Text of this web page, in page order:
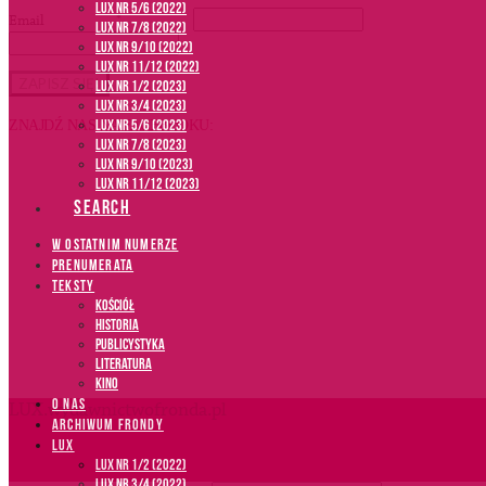
LUX NR 5/6 (2022)
LUX NR 7/8 (2022)
LUX nr 9/10 (2022)
LUX NR 11/12 (2022)
LUX NR 1/2 (2023)
LUX NR 3/4 (2023)
LUX NR 5/6 (2023)
LUX NR 7/8 (2023)
LUX NR 9/10 (2023)
LUX NR 11/12 (2023)
SEARCH
W OSTATNIM NUMERZE
PRENUMERATA
TEKSTY
Kościół
Historia
Publicystyka
Literatura
Kino
O NAS
ARCHIWUM FRONDY
LUX
LUX NR 1/2 (2022)
Email*
ZNAJDŹ NAS NA FACEBOOKU:
LUX.wydawnictwofronda.pl